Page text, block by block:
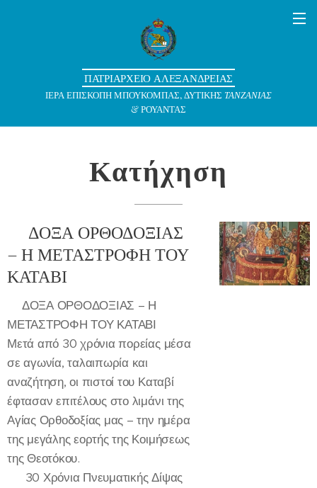
ΠΑΤΡΙΑΡΧΕΙΟ ΑΛΕΞΑΝΔΡΕΙΑΣ
ΙΕΡΑ ΕΠΙΣΚΟΠΗ ΜΠΟΥΚΟΜΠΑΣ, ΔΥΤΙΚΗΣ ΤΑΝΖΑΝΙΑΣ
& ΡΟΥΑΝΤΑΣ
Κατήχηση
✨ΔΟΞΑ ΟΡΘΟΔΟΞΙΑΣ
– Η ΜΕΤΑΣΤΡΟΦΗ ΤΟΥ
ΚΑΤΑΒΙ ✨
✨ΔΟΞΑ ΟΡΘΟΔΟΞΙΑΣ – Η
ΜΕΤΑΣΤΡΟΦΗ ΤΟΥ ΚΑΤΑΒΙ ✨
Μετά από 30 χρόνια πορείας μέσα
σε αγωνία, ταλαιπωρία και
αναζήτηση, οι πιστοί του Καταβί
έφτασαν επιτέλους στο λιμάνι της
Αγίας Ορθοδοξίας μας – την ημέρα
της μεγάλης εορτής της Κοιμήσεως
της Θεοτόκου.
✍️ 30 Χρόνια Πνευματικής Δίψας